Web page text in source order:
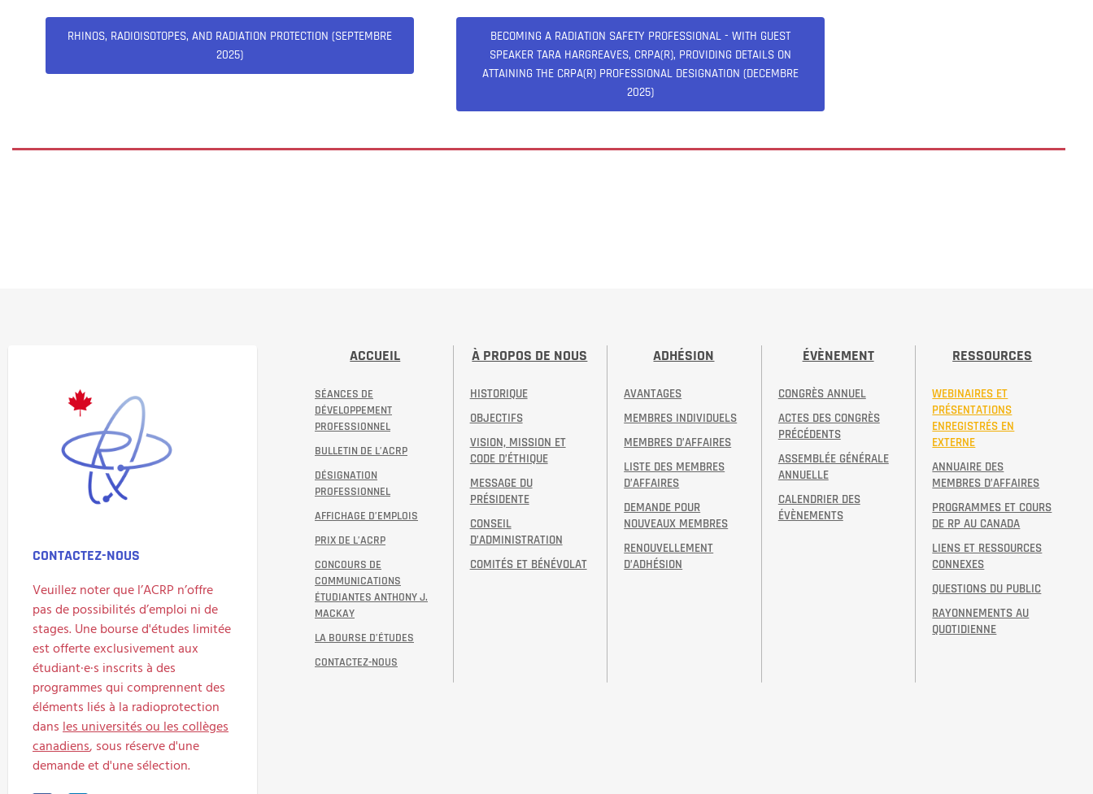
RHINOS, RADIOISOTOPES, AND RADIATION PROTECTION (SEPTEMBRE
2025)
BECOMING A RADIATION SAFETY PROFESSIONAL - WITH GUEST
SPEAKER TARA HARGREAVES, CRPA(R), PROVIDING DETAILS ON
ATTAINING THE CRPA(R) PROFESSIONAL DESIGNATION (DECEMBRE
2025)
CONTACTEZ-NOUS
Veuillez noter que l’ACRP n’offre
pas de possibilités d’emploi ni de
stages. Une bourse d'études limitée
est offerte exclusivement aux
étudiant·e·s inscrits à des
programmes qui comprennent des
éléments liés à la radioprotection
dansles universités ou les collèges
canadiens, sous réserve d'une
demande et d'une sélection.
ACCUEIL
SÉANCES DE
DÉVELOPPEMENT
PROFESSIONNEL
BULLETIN DE L’ACRP
DÉSIGNATION
PROFESSIONNEL
AFFICHAGE D’EMPLOIS
PRIX DE L’ACRP
CONCOURS DE
COMMUNICATIONS
ÉTUDIANTES ANTHONY J.
MACKAY
LA BOURSE D’ÉTUDES
CONTACTEZ-NOUS
À PROPOS DE NOUS
HISTORIQUE
OBJECTIFS
VISION, MISSION ET
CODE D’ÉTHIQUE
MESSAGE DU
PRÉSIDENTE
CONSEIL
D’ADMINISTRATION
COMITÉS ET BÉNÉVOLAT
ADHÉSION
AVANTAGES
MEMBRES INDIVIDUELS
MEMBRES D’AFFAIRES
LISTE DES MEMBRES
D’AFFAIRES
DEMANDE POUR
NOUVEAUX MEMBRES
RENOUVELLEMENT
D’ADHÉSION
ÉVÈNEMENT
CONGRÈS ANNUEL
ACTES DES CONGRÈS
PRÉCÉDENTS
ASSEMBLÉE GÉNÉRALE
ANNUELLE
CALENDRIER DES
ÉVÈNEMENTS
RESSOURCES
WEBINAIRES ET
PRÉSENTATIONS
ENREGISTRÉS EN
EXTERNE
ANNUAIRE DES
MEMBRES D’AFFAIRES
PROGRAMMES ET COURS
DE RP AU CANADA
LIENS ET RESSOURCES
CONNEXES
QUESTIONS DU PUBLIC
RAYONNEMENTS AU
QUOTIDIENNE